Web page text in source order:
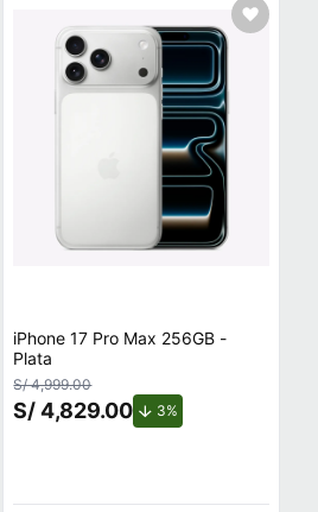
iPhone 17 Pro Max 256GB -
Plata
S/ 4,999.00
S/ 4,829.00 3%